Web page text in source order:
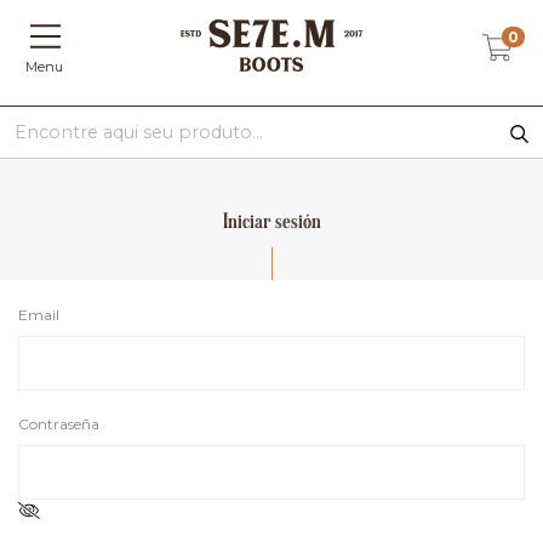
Menu
0
Iniciar sesión
Email
Contraseña